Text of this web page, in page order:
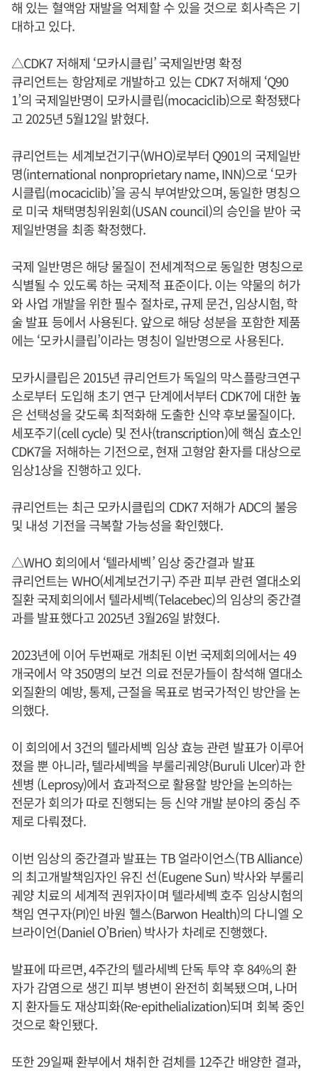
해 있는 혈액암 재발을 억제할 수 있을 것으로 회사측은 기
대하고 있다.
△CDK7 저해제 ‘모카시클립’ 국제일반명 확정
큐리언트는 항암제로 개발하고 있는 CDK7 저해제 ‘Q90
1’의 국제일반명이 모카시클립(mocaciclib)으로 확정됐다
고 2025년 5월12일 밝혔다.
큐리언트는 세계보건기구(WHO)로부터 Q901의 국제일반
명(international nonproprietary name, INN)으로 ‘모카
시클립(mocaciclib)’을 공식 부여받았으며, 동일한 명칭으
로 미국 채택명칭위원회(USAN council)의 승인을 받아 국
제일반명을 최종 확정했다.
국제 일반명은 해당 물질이 전세계적으로 동일한 명칭으로
식별될 수 있도록 하는 국제적 표준이다. 이는 약물의 허가
와 사업 개발을 위한 필수 절차로, 규제 문건, 임상시험, 학
술 발표 등에서 사용된다. 앞으로 해당 성분을 포함한 제품
에는 ‘모카시클립’이라는 명칭이 일반명으로 사용된다.
모카시클립은 2015년 큐리언트가 독일의 막스플랑크연구
소로부터 도입해 초기 연구 단계에서부터 CDK7에 대한 높
은 선택성을 갖도록 최적화해 도출한 신약 후보물질이다.
세포주기(cell cycle) 및 전사(transcription)에 핵심 효소인
CDK7을 저해하는 기전으로, 현재 고형암 환자를 대상으로
임상1상을 진행하고 있다.
큐리언트는 최근 모카시클립의 CDK7 저해가 ADC의 불응
및 내성 기전을 극복할 가능성을 확인했다.
△WHO 회의에서 ‘텔라세벡’ 임상 중간결과 발표
큐리언트는 WHO(세계보건기구) 주관 피부 관련 열대소외
질환 국제회의에서 텔라세벡(Telacebec)의 임상의 중간결
과를 발표했다고 2025년 3월26일 밝혔다.
2023년에 이어 두번째로 개최된 이번 국제회의에서는 49
개국에서 약 350명의 보건 의료 전문가들이 참석해 열대소
외질환의 예방, 통제, 근절을 목표로 범국가적인 방안을 논
의했다.
이 회의에서 3건의 텔라세벡 임상 효능 관련 발표가 이루어
졌을 뿐 아니라, 텔라세벡을 부룰리궤양(Buruli Ulcer)과 한
센병 (Leprosy)에서 효과적으로 활용할 방안을 논의하는
전문가 회의가 따로 진행되는 등 신약 개발 분야의 중심 주
제로 다뤄졌다.
이번 임상의 중간결과 발표는 TB 얼라이언스(TB Alliance)
의 최고개발책임자인 유진 선(Eugene Sun) 박사와 부룰리
궤양 치료의 세계적 권위자이며 텔라세벡 호주 임상시험의
책임 연구자(PI)인 바원 헬스(Barwon Health)의 다니엘 오
브라이언(Daniel O’Brien) 박사가 차례로 진행했다.
발표에 따르면, 4주간의 텔라세벡 단독 투약 후 84%의 환
자가 감염으로 생긴 피부 병변이 완전히 회복됐으며, 나머
지 환자들도 재상피화(Re-epithelialization)되며 회복 중인
것으로 확인됐다.
또한 29일째 환부에서 채취한 검체를 12주간 배양한 결과,